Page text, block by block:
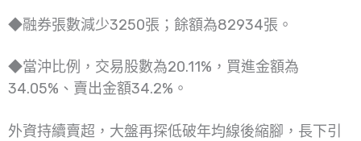
◆融券張數減少3250張；餘額為82934張。
◆當沖比例，交易股數為20.11%，買進金額為
34.05%、賣出金額34.2%。
外資持續賣超，大盤再探低破年均線後縮腳，長下引